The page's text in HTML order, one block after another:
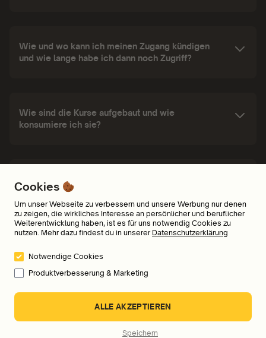
Wie und wo kann ich meinen Zugang kündigen
und wie lange habe ich dann noch Zugriff?
Wie sind die Kurse aufgebaut und wie
konsumiere ich sie?
Wo und auf welchen Geräten kann ich meine
Audiokurse hören?
An wen kann ich mich wenden, wenn ich Fragen,
Cookies
Um unser Webseite zu verbessern und unsere Werbung nur denen
zu zeigen, die wirkliches Interesse an persönlicher und beruflicher
Weiterentwicklung haben, ist es für uns notwendig Cookies zu
nutzen. Mehr dazu findest du in unserer Datenschutzerklärung
Notwendige Cookies
Produktverbesserung & Marketing
ALLE AKZEPTIEREN
Speichern